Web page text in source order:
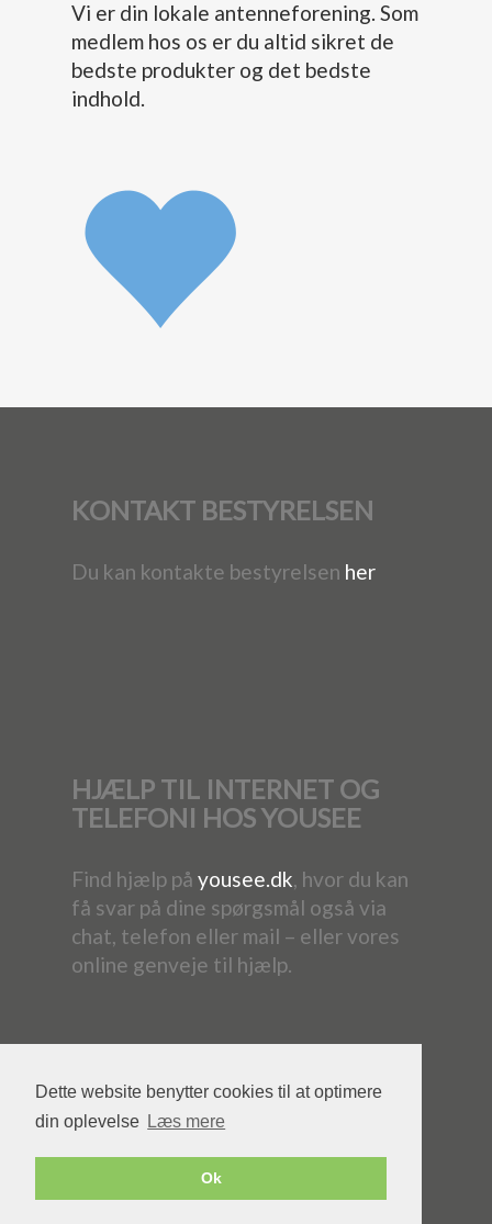
Dette website benytter cookies til at optimere
din oplevelse Læs mere
Ok
Vi er din lokale antenneforening. Som
medlem hos os er du altid sikret de
bedste produkter og det bedste
indhold.
KONTAKT BESTYRELSEN
Du kan kontakte bestyrelsen her
HJÆLP TIL INTERNET OG
TELEFONI HOS YOUSEE
Find hjælp på yousee.dk, hvor du kan
få svar på dine spørgsmål også via
chat, telefon eller mail – eller vores
online genveje til hjælp.
Powered by YouSee Foreningsweb